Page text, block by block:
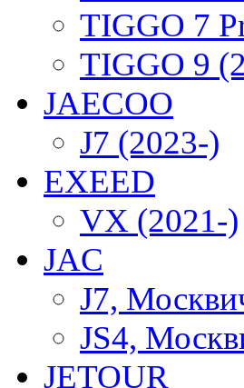
TIGGO 7
TIGGO 9
JAECOO
J7 (2023-)
EXEED
VX (2021-)
JAC
J7,
JS4,
JETOUR